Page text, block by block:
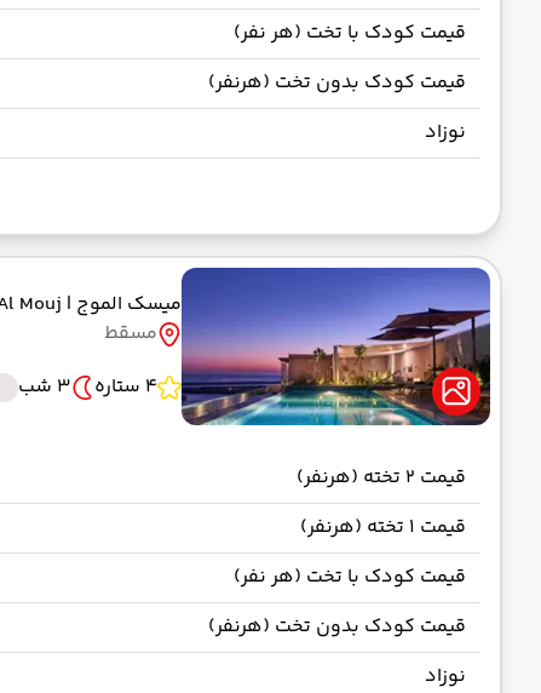
قیمت کودک با تخت (هر نفر)
قیمت کودک بدون تخت (هرنفر)
نوزاد
میسک الموج | Mysk Al Mouj
مسقط
4 ستاره
3 شب
قیمت 2 تخته (هرنفر)
قیمت 1 تخته (هرنفر)
قیمت کودک با تخت (هر نفر)
قیمت کودک بدون تخت (هرنفر)
نوزاد